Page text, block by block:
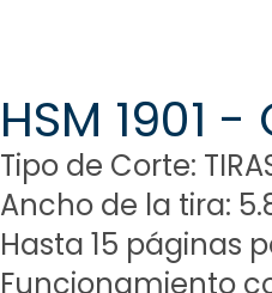
HSM 1901 -
Tipo de Corte:
Ancho de la tira:
Hasta 15 páginas
Funcionamiento